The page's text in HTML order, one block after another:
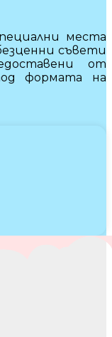
места
съвети
от
формата на